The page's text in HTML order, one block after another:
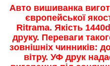
Авто вишиванка
європейської
Ritrama. Якість
друку. Переваги
зовнішніх чинників:
вітру. УФ друк